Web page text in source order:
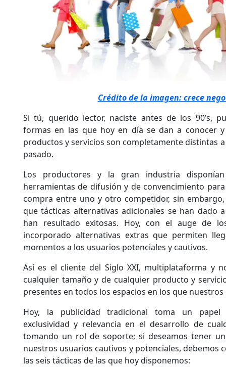
Crédito de la imagen: crece
Si tú, querido lector, naciste antes de los 90’s,
formas en las que hoy en día se dan a conocer
productos y servicios son completamente distintas
pasado.
Los productores y la gran industria
herramientas de difusión y de convencimiento
compra entre uno y otro competidor, sin
que tácticas alternativas adicionales se han dado
han resultado exitosas. Hoy, con el auge de
incorporado alternativas extras que permiten
momentos a los usuarios potenciales y cautivos.
Así es el cliente del Siglo XXI, multiplataforma y
cualquier tamaño y de cualquier producto y
presentes en todos los espacios en los que
Hoy, la publicidad tradicional toma un papel
exclusividad y relevancia en el desarrollo de
tomando un rol de soporte; si deseamos tener
nuestros usuarios cautivos y potenciales, debemos
las seis tácticas de las que hoy disponemos: